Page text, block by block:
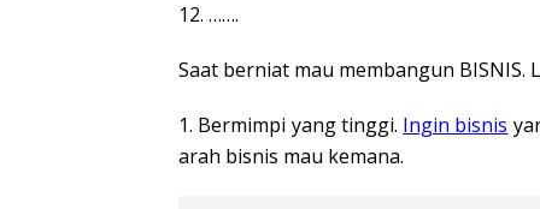
12. …….
Saat berniat mau membangun
1. Bermimpi yang tinggi. Ingin bisnis
arah bisnis mau kemana.